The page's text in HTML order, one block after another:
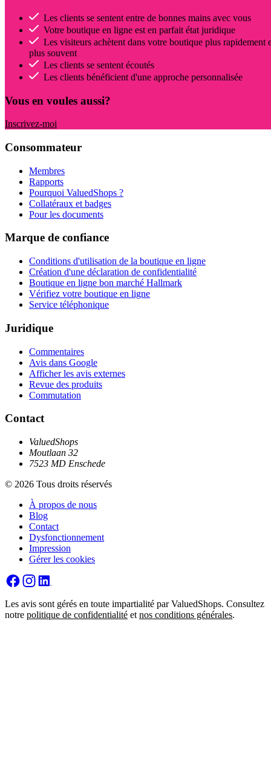
Les clients se sentent entre de bonnes mains avec vous
Votre boutique en ligne est en parfait état juridique
Les visiteurs achètent dans votre boutique plus rapidement
plus souvent
Les clients se sentent écoutés
Les clients bénéficient d'une approche personnalisée
Vous en voules aussi?
Inscrivez-moi
Consommateur
Membres
Rapports
Pourquoi ValuedShops ?
Collatéraux et badges
Pour les documents
Marque de confiance
Conditions d'utilisation de la boutique en ligne
Création d'une déclaration de confidentialité
Boutique en ligne bon marché Hallmark
Vérifiez votre boutique en ligne
Service téléphonique
Juridique
Commentaires
Avis dans Google
Afficher les avis externes
Revue des produits
Commutation
Contact
ValuedShops
Moutlaan 32
7523 MD Enschede
© 2026 Tous droits réservés
À propos de nous
Blog
Contact
Dysfonctionnement
Impression
Gérer les cookies
Les avis sont gérés en toute impartialité par ValuedShops. Consultez
notre politique de confidentialité et nos conditions générales.